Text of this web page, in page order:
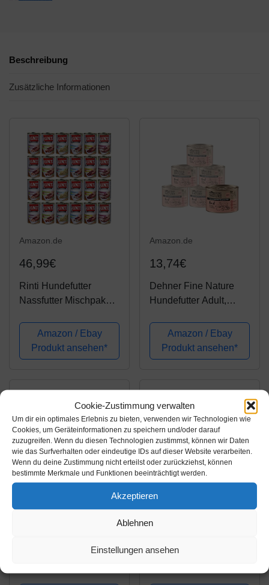
Cookie-Zustimmung verwalten
Um dir ein optimales Erlebnis zu bieten, verwenden wir Technologien wie
Cookies, um Geräteinformationen zu speichern und/oder darauf
zuzugreifen. Wenn du diesen Technologien zustimmst, können wir Daten
wie das Surfverhalten oder eindeutige IDs auf dieser Website verarbeiten.
Wenn du deine Zustimmung nicht erteilst oder zurückziehst, können
bestimmte Merkmale und Funktionen beeinträchtigt werden.
Akzeptieren
Ablehnen
Einstellungen ansehen
Beschreibung
Zusätzliche Informationen
Amazon.de
46,99€
Rinti Hundefutter
Nassfutter Mischpaket
Amazon / Ebay
Produkt ansehen*
Amazon.de
13,74€
Dehner Fine Nature
Hundefutter Adult,
Rind, 6 x 200 g (1,2 kg)
Amazon / Ebay
Produkt ansehen*
Terra Canis Pferd
Hundenassfutter
Amazon.de
33,19€
Schecker Dogreform,
410g-Dosen + 1 x 200